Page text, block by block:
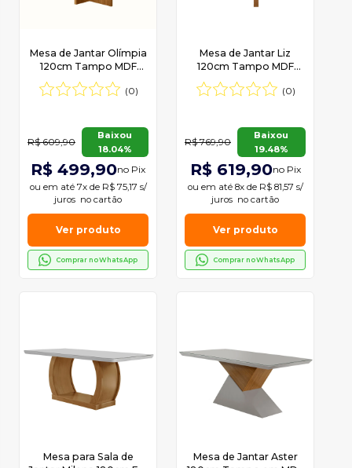
Mesa de Jantar Olímpia
120cm Tampo MDF
Canto Copo Moderna
Mobília
(0)
R$ 609,90
Baixou
18.04%
R$ 499,90no Pix
ou em até 7x de R$ 75,17 s/
juros no cartão
Ver produto
Comprar no WhatsApp
Mesa de Jantar Liz
120cm Tampo MDF
Canto Copo Moderna
Mobília
(0)
R$ 769,90
Baixou
19.48%
R$ 619,90no Pix
ou em até 8x de R$ 81,57 s/
juros no cartão
Ver produto
Comprar no WhatsApp
Mesa para Sala de
Mesa de Jantar Aster